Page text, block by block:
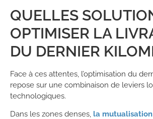
QUELLES
OPTIMISER LA
DU DERNIER
Face à ces attentes, l’optimisation du
repose sur une combinaison de leviers
technologiques.
Dans les zones denses, la